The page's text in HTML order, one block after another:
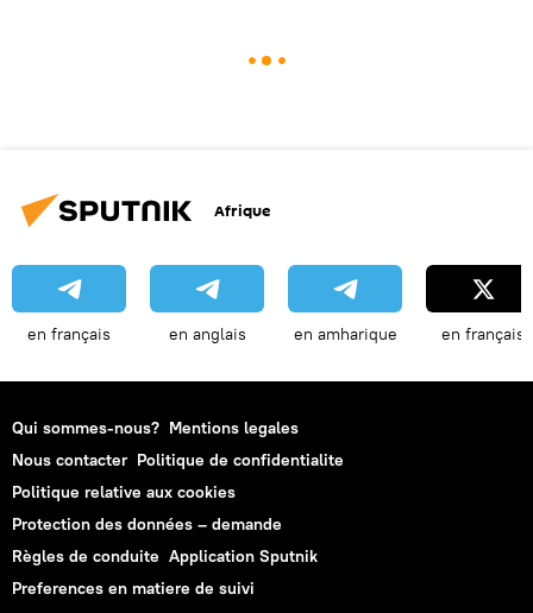
Afrique
en français en anglais en amharique en français
Qui sommes-nous? Mentions legales
Nous contacter Politique de confidentialite
Politique relative aux cookies
Protection des données – demande
Règles de conduite Application Sputnik
Preferences en matiere de suivi